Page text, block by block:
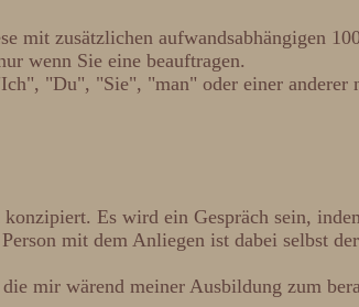
zusätzlichen aufwandsabhängigen
wenn Sie eine beauftragen.
"Du", "Sie", "man" oder einer anderer
Es wird ein Gespräch sein,
mit dem Anliegen ist dabei selbst
mir wärend meiner Ausbildung zum